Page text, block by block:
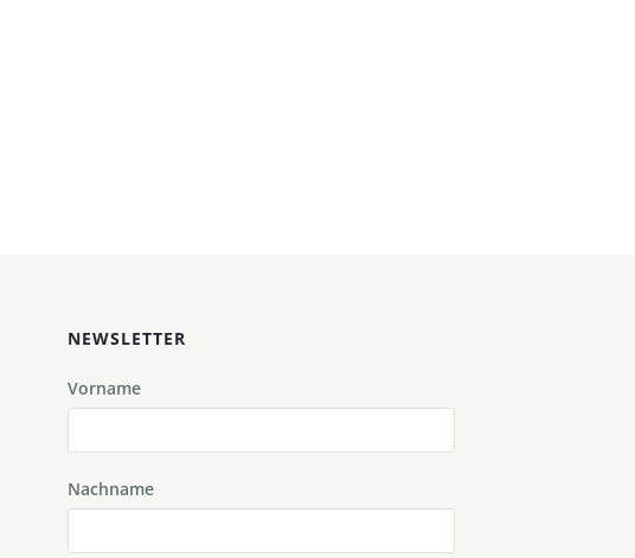
NEWSLETTER
Vorname
Nachname